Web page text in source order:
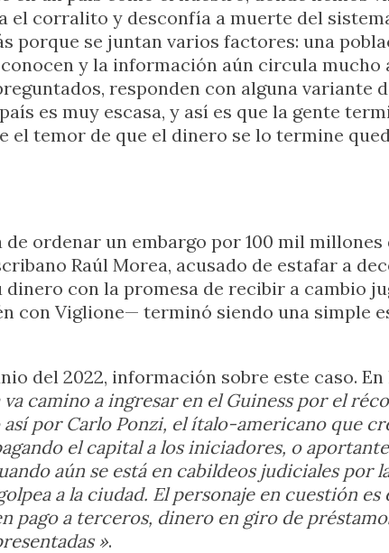
el corralito y desconfía a muerte del
porque se juntan varios factores: una
y la información aún circula
responden con alguna variante
es muy escasa, y así es que la gente
temor de que el dinero se lo termine
ordenar un embargo por 100 mil millones
Raúl Morea, acusado de estafar a
con la promesa de recibir a cambio
con Viglione— terminó siendo una simple
del 2022, información sobre este caso. En
camino a ingresar en el Guiness por el
por Carlo Ponzi, el ítalo-americano que
el capital a los iniciadores, o
aún se está en cabildeos judiciales por
a la ciudad. El personaje en cuestión
pago a terceros, dinero en giro de
».